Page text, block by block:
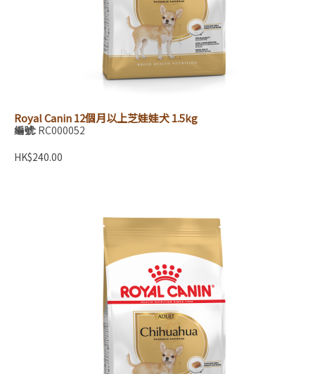
Royal Canin 12個月以上芝娃娃犬 1.5kg
編號: RC000052
HK$240.00